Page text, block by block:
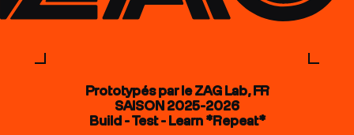
Prototypés par le ZAG Lab, FR
SAISON 2025-2026
Build - Test - Learn *Repeat*